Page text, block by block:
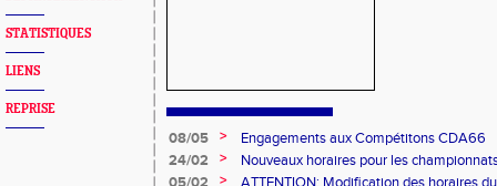
STATISTIQUES
LIENS
REPRISE
08/05 >
Engagements aux Compétitons CDA66
24/02
>
Nouveaux horaires pour les
minimes du 8 mars à Bompas
>